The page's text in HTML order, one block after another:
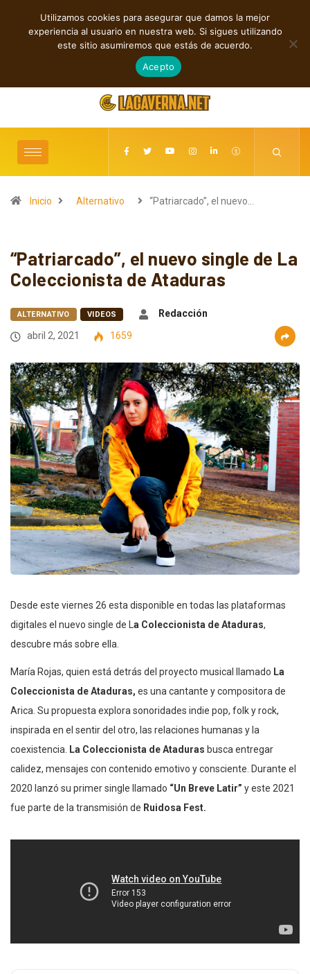
TENDENCIAS
Cuatro canciones independientes entre reflexión y resistencia
agosto 7, 2026
Inicio Alternativo “Patriarcado”, el nuevo…
“Patriarcado”, el nuevo single de La
Coleccionista de Ataduras
ALTERNATIVO VIDEOS
Redacción
abril 2, 2021
1659
Desde este viernes 26 esta disponible en todas las plataformas
digitales el nuevo single de L a Coleccionista de Ataduras,
descubre más sobre ella.
María Rojas, quien está detrás del proyecto musical llamado La
Coleccionista de Ataduras, es una cantante y compositora de
Arica. Su propuesta explora sonoridades indie pop, folk y rock,
inspirada en el sentir del otro, las relaciones humanas y la
coexistencia.
La Coleccionista de Ataduras busca entregar
calidez, mensajes con contenido emotivo y consciente. Durante el
2020 lanzó su primer single llamado “Un Breve Latir” y este 2021
fue parte de la transmisión de Ruidosa Fest.
Utilizamos cookies para asegurar que damos la mejor
experiencia al usuario en nuestra web. Si sigues utilizando
este sitio asumiremos que estás de acuerdo.
Acepto